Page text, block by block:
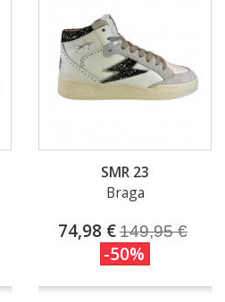
SMR 23
Braga
74,98 €149,95 €
-50%